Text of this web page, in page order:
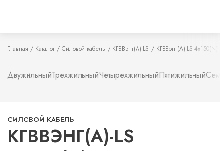
Главная Каталог Силовой кабель КГВВэнг(А)-LS КГВВэнг(А)-LS
ДвужильныйТрехжильныйЧетырехжильныйПятижильный
СИЛОВОЙ КАБЕЛЬ
КГВВЭНГ(А)-LS